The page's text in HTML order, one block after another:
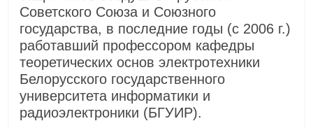
Советского Союза и Союзного
государства, в последние годы (с 2006 г.)
работавший профессором кафедры
теоретических основ электротехники
Белорусского государственного
университета информатики и
радиоэлектроники (БГУИР).